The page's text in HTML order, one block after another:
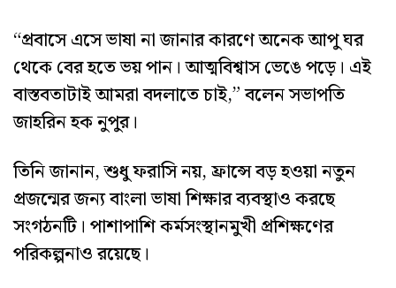
“প্রবাসে এসে ভাষা না জানার কারণে অনেক আপু ঘর
থেকে বের হতে ভয় পান। আত্মবিশ্বাস ভেঙে পড়ে। এই
বাস্তবতাটাই আমরা বদলাতে চাই,” বলেন সভাপতি
জাহরিন হক নুপুর।
তিনি জানান, শুধু ফরাসি নয়, ফ্রান্সে বড় হওয়া নতুন
প্রজন্মের জন্য বাংলা ভাষা শিক্ষার ব্যবস্থাও করছে
সংগঠনটি। পাশাপাশি কর্মসংস্থানমুখী প্রশিক্ষণের
পরিকল্পনাও রয়েছে।